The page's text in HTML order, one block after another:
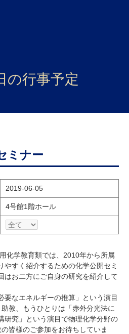
在学生
卒業生
地域・一般
寄附のお願い
お問い合わせ English 資料請求
の行事予定
ミナー
2019-06-05
4号館1階ホール
化学教育類では、2010年から所属
やすく紹介するための化学公開セミ
はお二方にご自身の研究を紹介して
要なエネルギーの推算」という演目
教、もうひとりは「赤外分光法に
研究」という演目で物理化学分野の
皆様のご参加をお待ちしていま